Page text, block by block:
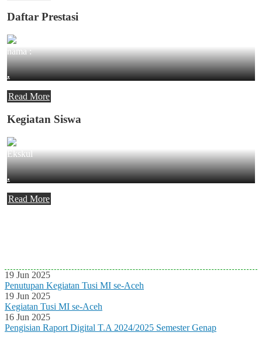
Daftar Prestasi
nama :
.
Read More
Kegiatan Siswa
Ekskul
.
Read More
19 Jun 2025
Penutupan Kegiatan Tusi MI se-Aceh
19 Jun 2025
Kegiatan Tusi MI se-Aceh
16 Jun 2025
Pengisian Raport Digital T.A 2024/2025 Semester Genap